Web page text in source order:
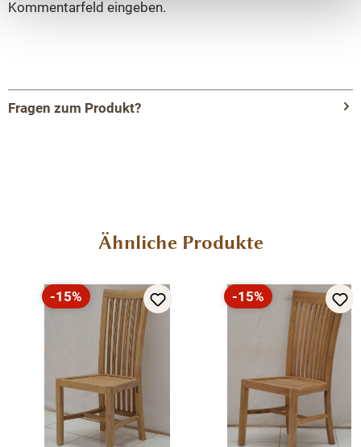
Kommentarfeld eingeben.
Fragen zum Produkt?
Der hochwertige Landhaus Stuhl wird aus 100 %
Stabilität, Langlebigkeit und zeitlose Eleganz. Dank
seiner robusten Konstruktion und der stabilen
Rückenlehne bietet er hervorragenden Sitzkomfort –
ideal für Küche, Esszimmer oder Wohnzimmer.
Die kunstvoll gedrechselten Beine verleihen dem Stuhl
eine klassische Optik im Landhausstil und setzen
stilvolle Akzente in jeder Einrichtung. Die großzügige
Produktgalerie überspringen
Ähnliche Produkte
Rabatt
-15%
Rabatt
-15%